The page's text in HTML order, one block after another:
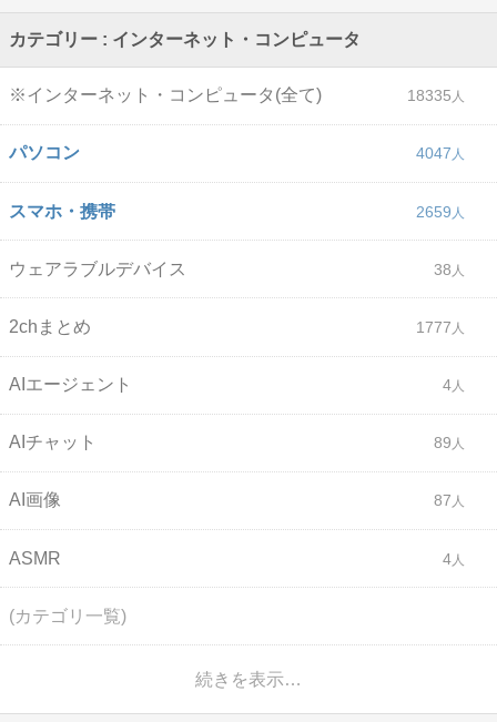
カテゴリー : インターネット・コンピュータ
※インターネット・コンピュータ(全て) 18335
パソコン 4047
スマホ・携帯 2659
ウェアラブルデバイス 38
2chまとめ 1777
AIエージェント 4
AIチャット 89
AI画像 87
ASMR 4
(カテゴリ一覧)
続きを表示…